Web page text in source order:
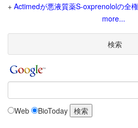
+ Actimedが悪液質薬S-oxprenololの全
more...
検索
Web BioToday